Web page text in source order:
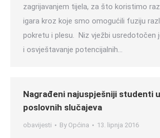
zagrijavanjem tijela, za što koristimo
igara kroz koje smo omogućili fuziju
pokretu i plesu. Niz vježbi usredotočen
i osvještavanje potencijalnih…
Nagrađeni najuspješniji studenti
poslovnih slučajeva
obavijesti By Općina 13. lipnja 2016